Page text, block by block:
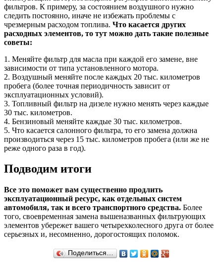
фильтров. К примеру, за состоянием воздушного нужно
следить постоянно, иначе не избежать проблемы с
чрезмерным расходом топлива. Что касается других
расходных элементов, то тут можно дать такие полезные
советы:
1. Меняйте фильтр для масла при каждой его замене, вне
зависимости от типа установленного мотора.
2. Воздушный меняйте после каждых 20 тыс. километров
пробега (более точная периодичность зависит от
эксплуатационных условий).
3. Топливный фильтр на дизеле нужно менять через каждые
30 тыс. километров.
4. Бензиновый меняйте каждые 30 тыс. километров.
5. Что касается салонного фильтра, то его замена должна
производиться через 15 тыс. километров пробега (или же не
реже одного раза в год).
Подводим итоги
Все это поможет вам существенно продлить
эксплуатационный ресурс, как отдельных систем
автомобиля, так и всего транспортного средства. Более
того, своевременная замена вышеназванных фильтрующих
элементов убережет вашего четырехколесного друга от более
серьезных и, несомненно, дорогостоящих поломок.
Поделиться…